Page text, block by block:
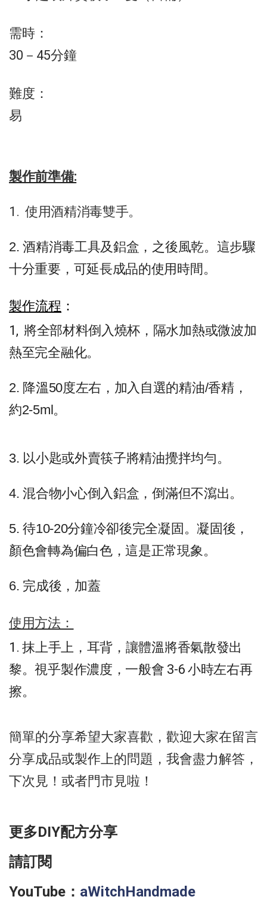
需時：
30－45分鐘
難度：
易
製作前準備:
1. 使用酒精消毒雙手。
2. 酒精消毒工具及鋁盒，之後風乾。這步驟
十分重要，可延長成品的使用時間。
製作流程 ：
1, 將全部材料倒入燒杯，隔水加熱或微波加
熱至完全融化。
2. 降溫50度左右，加入自選的精油/香精，
約2-5ml。
3. 以小匙或外賣筷子將精油攪拌均勻。
4. 混合物小心倒入鋁盒，倒滿但不瀉出。
5. 待10-20分鐘冷卻後完全凝固。凝固後，
顏色會轉為偏白色，這是正常現象。
6. 完成後，加蓋
使用方法：
1. 抹上手上，耳背，讓體溫將香氣散發出
黎。視乎製作濃度，一般會 3-6 小時左右再
擦。
簡單的分享希望大家喜歡，歡迎大家在留言
分享成品或製作上的問題，我會盡力解答，
下次見！或者門市見啦！
更多DIY配方分享
請訂閱
YouTube： aWitchHandmade